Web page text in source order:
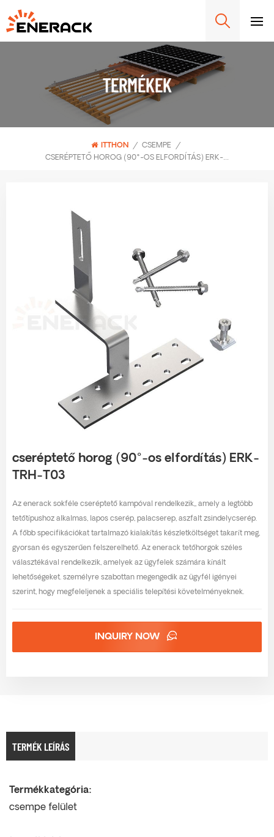
TERMÉKEK
ITTHON / CSEMPE
/
CSERÉPTETŐ HOROG (90°-OS ELFORDÍTÁS) ERK-TRH-T03
cseréptető horog (90°-os elfordítás) ERK-
TRH-T03
Az enerack sokféle cseréptető kampóval rendelkezik,, amely a legtöbb
tetőtípushoz alkalmas, lapos cserép, palacserep, aszfalt zsindelycserép.
A főbb specifikációkat tartalmazó kialakítás készletköltséget takarít meg,
gyorsan és egyszerűen felszerelhető. Az enerack tetőhorgok széles
választékával rendelkezik, amelyek az ügyfelek számára kínált
lehetőségeket. személyre szabottan megengedik az ügyfél igényei
szerint, hogy megfeleljenek a speciális telepítési követelményeknek.
INQUIRY NOW
TERMÉK LEÍRÁS
Termékkategória:
csempe felület